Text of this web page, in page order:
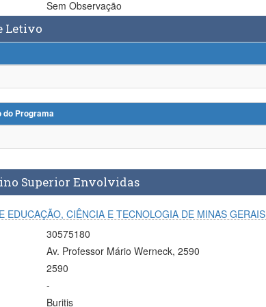
Sem Observação
Letivo
Programa
Superior Envolvidas
EDUCAÇÃO, CIÊNCIA E TECNOLOGIA DE MINAS GERAIS
30575180
Av. Professor Mário Werneck, 2590
2590
-
Buritis